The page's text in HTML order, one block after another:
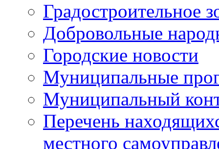
Градостроительное
Добровольные
Городские новости
Муниципальные
Муниципальный
Перечень
местного